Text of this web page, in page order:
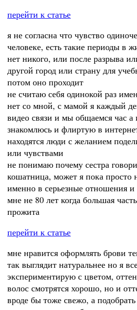
перейти к статье
я не согласна что чувство
человеке, есть такие периоды в
нет никого, или после разрыва
другой город или страну для
потом оно проходит
не считаю себя одинокой раз
нет со мной, с мамой я каждый
видео связи и мы общаемся час а
знакомлюсь и флиртую в
находятся люди с желанием
или чувствами
не понимаю почему сестра
кошатница, может я пока просто
именно в серьезные отношения и
мне не 80 лет когда большая
прожита
перейти к статье
мне нравится оформлять брови
так выглядит натуральнее но я
экспериментирую с цветом,
волос смотрятся хорошо, но и
вроде бы тоже свежо, а